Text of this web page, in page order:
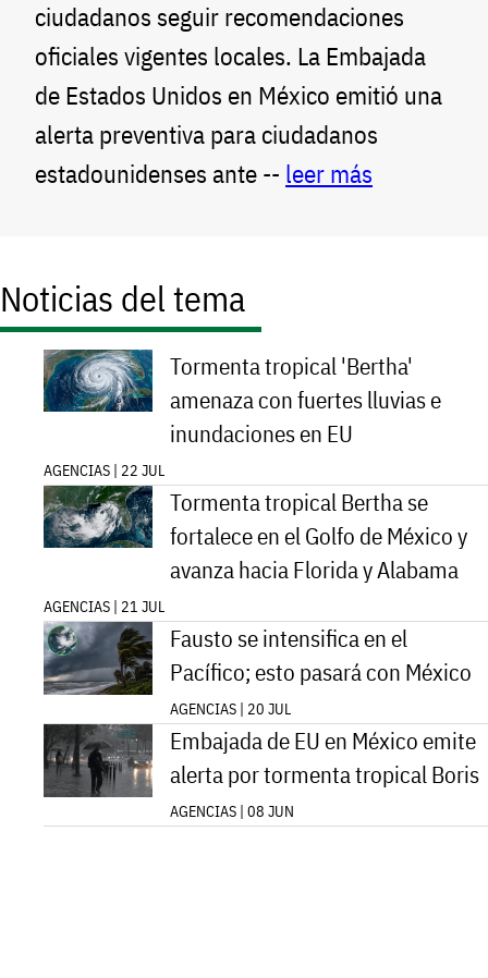
ciudadanos seguir recomendaciones
oficiales vigentes locales. La Embajada
de Estados Unidos en México emitió una
alerta preventiva para ciudadanos
estadounidenses ante -- leer más
Noticias del tema
Tormenta tropical 'Bertha'
amenaza con fuertes lluvias e
inundaciones en EU
AGENCIAS | 22 JUL
Tormenta tropical Bertha se
fortalece en el Golfo de México y
avanza hacia Florida y Alabama
AGENCIAS | 21 JUL
Fausto se intensifica en el
Pacífico; esto pasará con México
AGENCIAS | 20 JUL
Embajada de EU en México emite
alerta por tormenta tropical Boris
AGENCIAS | 08 JUN